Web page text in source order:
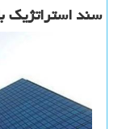
سند استراتژیك